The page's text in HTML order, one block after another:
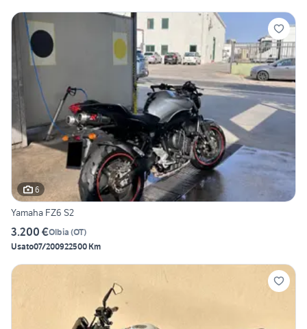
6
Yamaha FZ6 S2
3.200 €Olbia (OT)
Usato07/200922500 Km